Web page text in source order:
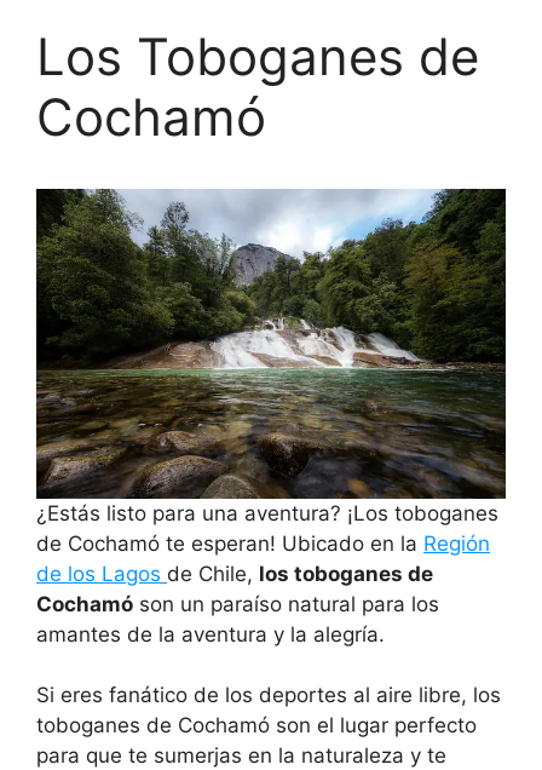
Los Toboganes de
Cochamó
¿Estás listo para una aventura? ¡Los toboganes
de Cochamó te esperan! Ubicado en la Región
de los Lagos de Chile, los toboganes de
Cochamó son un paraíso natural para los
amantes de la aventura y la alegría.
Si eres fanático de los deportes al aire libre, los
toboganes de Cochamó son el lugar perfecto
para que te sumerjas en la naturaleza y te